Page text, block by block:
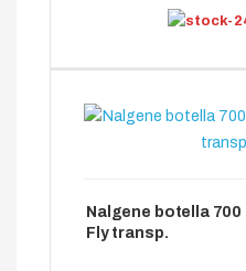
Nalgene botella
Fly transp.